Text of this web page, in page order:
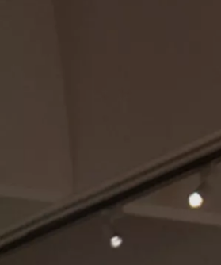
HET MUSEUM
CONTACT EN ROUTE
OVER ONS